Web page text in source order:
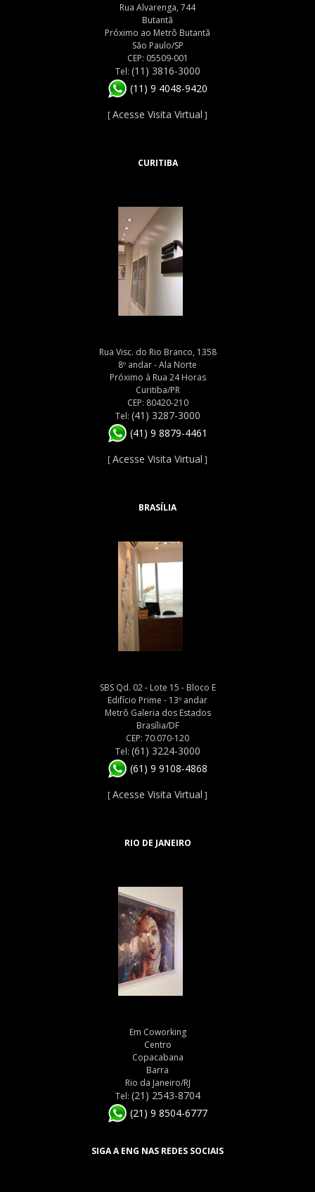
Rua Alvarenga, 744
Butantã
Próximo ao Metrô Butantã
São Paulo/SP
CEP: 05509-001
Tel: (11) 3816-3000
(11) 9 4048-9420
[Acesse Visita Virtual ]
CURITIBA
Rua Visc. do Rio Branco, 1358
8º andar - Ala Norte
Próximo à Rua 24 Horas
Curitiba/PR
CEP: 80420-210
Tel: (41) 3287-3000
(41) 9 8879-4461
[Acesse Visita Virtual ]
BRASÍLIA
SBS Qd. 02 - Lote 15 - Bloco E
Edifício Prime - 13º andar
Metrô Galeria dos Estados
Brasília/DF
CEP: 70.070-120
Tel: (61) 3224-3000
(61) 9 9108-4868
[Acesse Visita Virtual ]
RIO DE JANEIRO
Em Coworking
Centro
Copacabana
Barra
Rio da Janeiro/RJ
Tel: (21) 2543-8704
(21) 9 8504-6777
SIGA A ENG NAS REDES SOCIAIS